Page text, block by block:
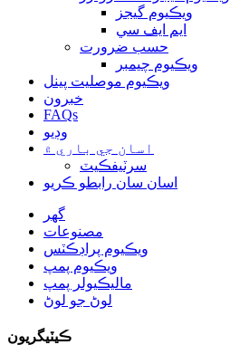
ويڪيوم گيجز
ايم ايف سي
حسب ضرورت
ويڪيوم چيمبر
ويڪيوم موصليت پينل
خبرون
FAQs
وڊيو
اسان جي باري ۾
سرٽيفڪيٽ
اسان سان رابطو ڪريو
گهر
مصنوعات
ويڪيوم پراڊڪٽس
ويڪيوم پمپ
ماليڪيولر پمپ
لوڻ جو لوڻ
ڪيٽيگريون